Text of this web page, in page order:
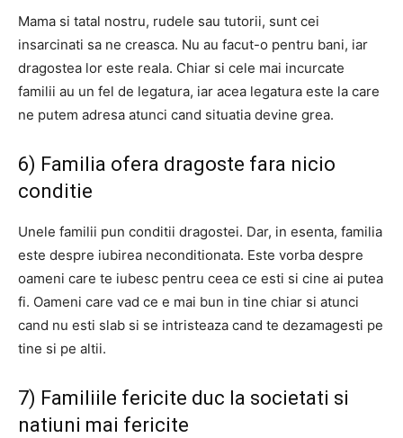
Mama si tatal nostru, rudele sau tutorii, sunt cei
insarcinati sa ne creasca. Nu au facut-o pentru bani, iar
dragostea lor este reala. Chiar si cele mai incurcate
familii au un fel de legatura, iar acea legatura este la care
ne putem adresa atunci cand situatia devine grea.
6) Familia ofera dragoste fara nicio
conditie
Unele familii pun conditii dragostei. Dar, in esenta, familia
este despre iubirea neconditionata. Este vorba despre
oameni care te iubesc pentru ceea ce esti si cine ai putea
fi. Oameni care vad ce e mai bun in tine chiar si atunci
cand nu esti slab si se intristeaza cand te dezamagesti pe
tine si pe altii.
7) Familiile fericite duc la societati si
natiuni mai fericite